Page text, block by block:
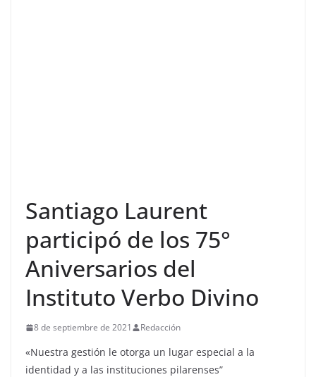
Santiago Laurent
participó de los 75°
Aniversarios del
Instituto Verbo Divino
8 de septiembre de 2021 Redacción
«Nuestra gestión le otorga un lugar especial a la
identidad y a las instituciones pilarenses”